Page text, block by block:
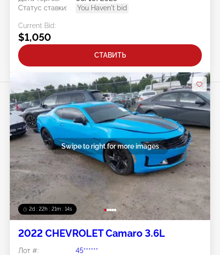
Статус ставки:
You Haven't bid
Current Bid:
$1,050
СТАВИТЬ
2d : 22h : 21m : 11s
Swipe to right for more images
2022 CHEVROLET Camaro 3.6L
Лот #:
45******